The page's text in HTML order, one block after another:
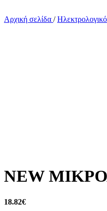
Αρχική σελίδα /
NEW
18.82€